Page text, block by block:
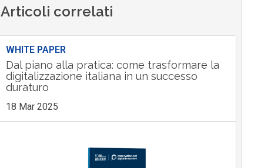
Articoli correlati
WHITE PAPER
Dal piano alla pratica: come trasformare la
digitalizzazione italiana in un successo
duraturo
18 Mar 2025